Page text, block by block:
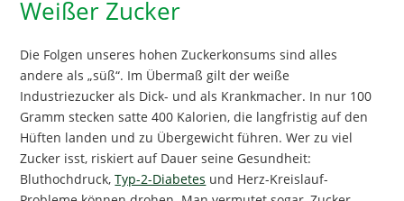
Weißer Zucker
Die Folgen unseres hohen Zuckerkonsums sind alles
andere als „süß“. Im Übermaß gilt der weiße
Industriezucker als Dick- und als Krankmacher. In nur 100
Gramm stecken satte 400 Kalorien, die langfristig auf den
Hüften landen und zu Übergewicht führen. Wer zu viel
Zucker isst, riskiert auf Dauer seine Gesundheit:
Bluthochdruck,Typ-2-Diabetes und Herz-Kreislauf-